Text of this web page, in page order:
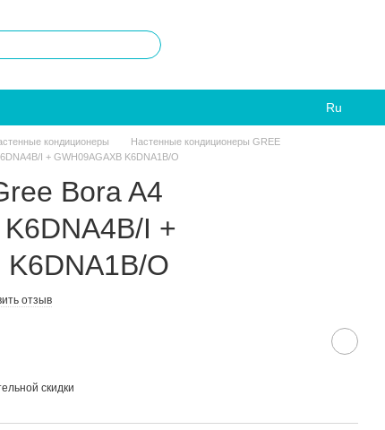
Ru
кондиционеры
Настенные кондиционеры GREE
I + GWH09AGAXB K6DNA1B/O
Bora A4
I +
O
отзыв
скидки